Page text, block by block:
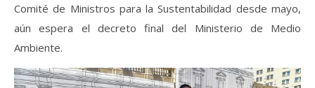
Comité de Ministros para la Sustentabilidad desde mayo,
aún espera el decreto final del Ministerio de Medio
Ambiente.